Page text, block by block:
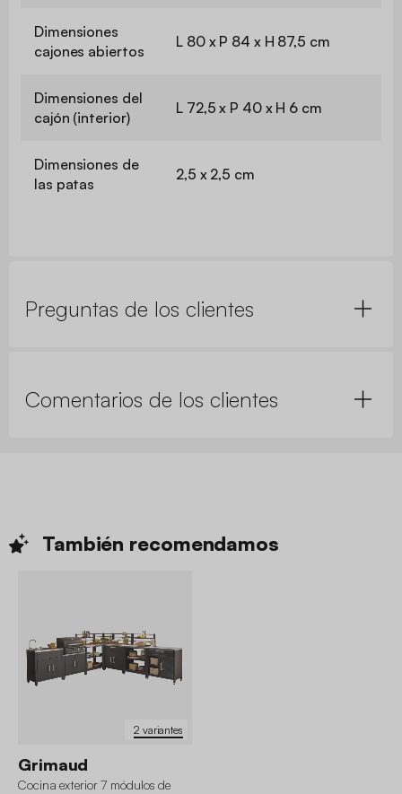
Dimensiones
cajones abiertos
L 80 x P 84 x H 87,5 cm
Dimensiones del
cajón (interior)
L 72,5 x P 40 x H 6 cm
Dimensiones de
las patas
2,5 x 2,5 cm
Preguntas de los clientes
Comentarios de los clientes
También recomendamos
2 variantes
Grimaud
Cocina exterior 7 módulos de